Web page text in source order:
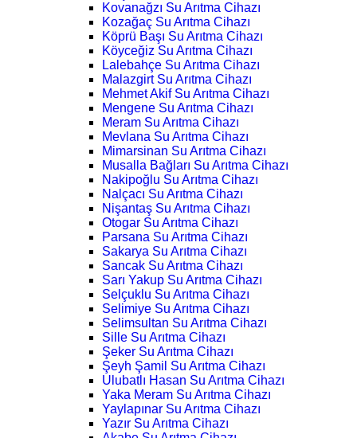
Kovanağzı Su Arıtma Cihazı
Kozağaç Su Arıtma Cihazı
Köprü Başı Su Arıtma Cihazı
Köyceğiz Su Arıtma Cihazı
Lalebahçe Su Arıtma Cihazı
Malazgirt Su Arıtma Cihazı
Mehmet Akif Su Arıtma Cihazı
Mengene Su Arıtma Cihazı
Meram Su Arıtma Cihazı
Mevlana Su Arıtma Cihazı
Mimarsinan Su Arıtma Cihazı
Musalla Bağları Su Arıtma Cihazı
Nakipoğlu Su Arıtma Cihazı
Nalçacı Su Arıtma Cihazı
Nişantaş Su Arıtma Cihazı
Otogar Su Arıtma Cihazı
Parsana Su Arıtma Cihazı
Sakarya Su Arıtma Cihazı
Sancak Su Arıtma Cihazı
Sarı Yakup Su Arıtma Cihazı
Selçuklu Su Arıtma Cihazı
Selimiye Su Arıtma Cihazı
Selimsultan Su Arıtma Cihazı
Sille Su Arıtma Cihazı
Şeker Su Arıtma Cihazı
Şeyh Şamil Su Arıtma Cihazı
Ulubatlı Hasan Su Arıtma Cihazı
Yaka Meram Su Arıtma Cihazı
Yaylapınar Su Arıtma Cihazı
Yazır Su Arıtma Cihazı